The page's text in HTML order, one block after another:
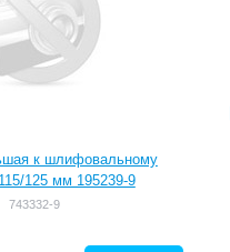
к шлифовальному
125 мм 195239-9
743332-9